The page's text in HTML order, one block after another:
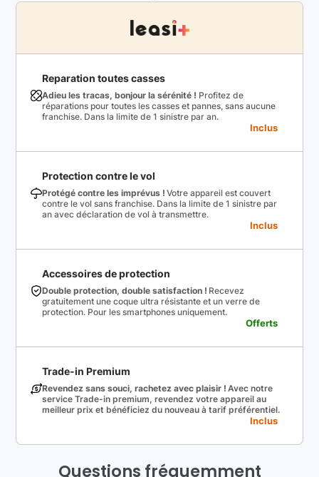
Reparation toutes casses
Adieu les tracas, bonjour la sérénité ! Profitez de
réparations pour toutes les casses et pannes, sans aucune
franchise. Dans la limite de 1 sinistre par an.
Inclus
Protection contre le vol
Protégé contre les imprévus ! Votre appareil est couvert
contre le vol sans franchise. Dans la limite de 1 sinistre par
an avec déclaration de vol à transmettre.
Inclus
Accessoires de protection
Double protection, double satisfaction ! Recevez
gratuitement une coque ultra résistante et un verre de
protection. Pour les smartphones uniquement.
Offerts
Trade-in Premium
Revendez sans souci, rachetez avec plaisir ! Avec notre
service Trade-in premium, revendez votre appareil au
meilleur prix et bénéficiez du nouveau à tarif préférentiel.
Inclus
Questions fréquemment